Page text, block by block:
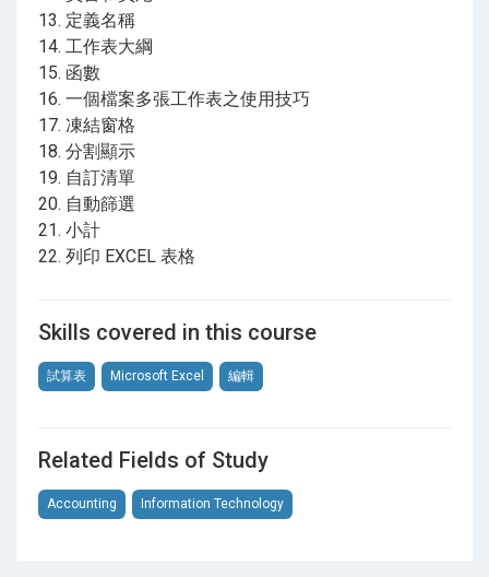
13. 定義名稱
14. 工作表大綱
15. 函數
16. 一個檔案多張工作表之使用技巧
17. 凍結窗格
18. 分割顯示
19. 自訂清單
20. 自動篩選
21. 小計
22. 列印 EXCEL 表格
Skills covered in this course
試算表 Microsoft Excel 編輯
Related Fields of Study
Accounting Information Technology